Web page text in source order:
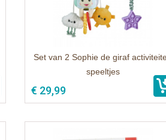
Set van 2 Sophie de giraf
speeltjes
€ 29,99